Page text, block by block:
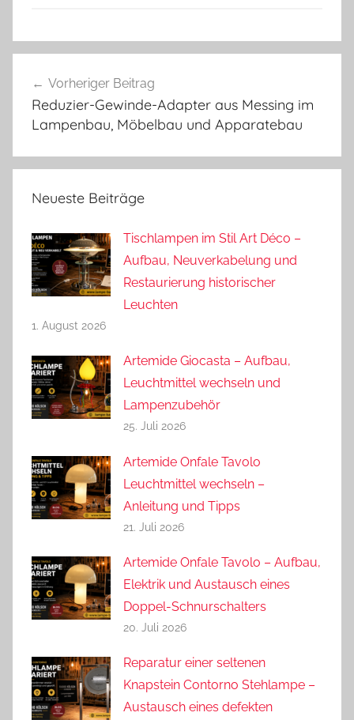
Vorheriger Beitrag
Reduzier-Gewinde-Adapter aus Messing im
Lampenbau, Möbelbau und Apparatebau
Neueste Beiträge
Tischlampen im Stil Art Déco –
Aufbau, Neuverkabelung und
Restaurierung historischer
Leuchten
1. August 2026
Artemide Giocasta – Aufbau,
Leuchtmittel wechseln und
Lampenzubehör
25. Juli 2026
Artemide Onfale Tavolo
Leuchtmittel wechseln –
Anleitung und Tipps
21. Juli 2026
Artemide Onfale Tavolo – Aufbau,
Elektrik und Austausch eines
Doppel-Schnurschalters
20. Juli 2026
Reparatur einer seltenen
Knapstein Contorno Stehlampe –
Austausch eines defekten